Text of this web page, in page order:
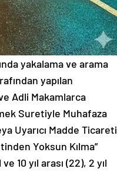
yakalama ve arama
yapılan
Adli Makamlarca
Suretiyle Muhafaza
Uyarıcı Madde Ticareti
Yoksun Kılma”
10 yıl arası (22), 2 yıl